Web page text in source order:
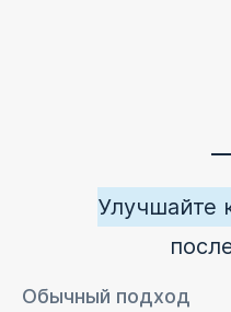
Улучшайте
Обычный подход